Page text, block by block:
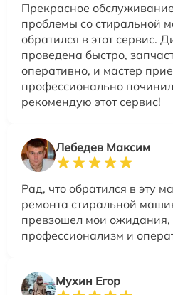
Прекрасное
проблемы со стиральной
обратился в этот сервис.
проведена быстро,
оперативно, и мастер
профессионально
рекомендую этот сервис!
Лебедев Максим
Рад, что обратился в эту
ремонта стиральной
превзошел мои ожидания,
профессионализм и
Мухин Егор